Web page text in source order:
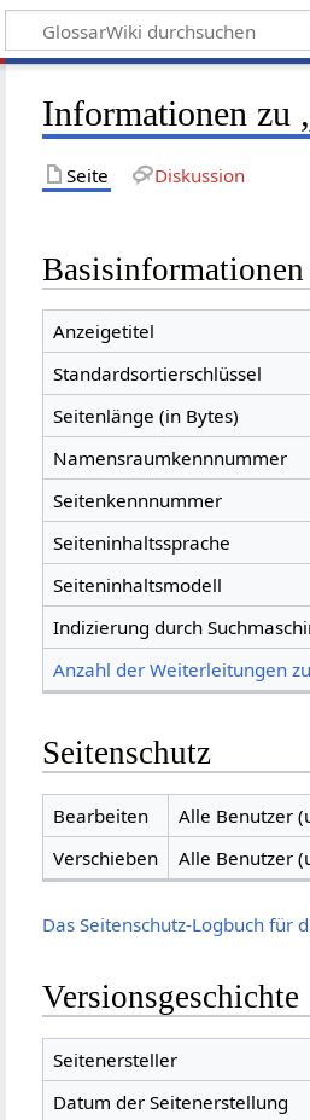
Informationen zu
Seite Diskussion
Basisinformationen
Anzeigetitel
Standardsortierschlüssel
Seitenlänge (in Bytes)
Namensraumkennnummer
Seitenkennnummer
Seiteninhaltssprache
Seiteninhaltsmodell
Indizierung durch
Anzahl der Weiterleitungen
Seitenschutz
Bearbeiten
Alle Benutzer
Verschieben
Alle Benutzer
Das Seitenschutz-Logbuch für
Versionsgeschichte
Seitenersteller
Datum der Seitenerstellung